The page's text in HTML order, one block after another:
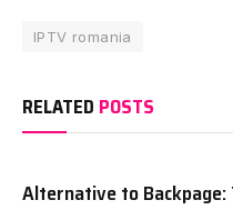
IPTV romania
RELATED POSTS
Alternative to Backpage: